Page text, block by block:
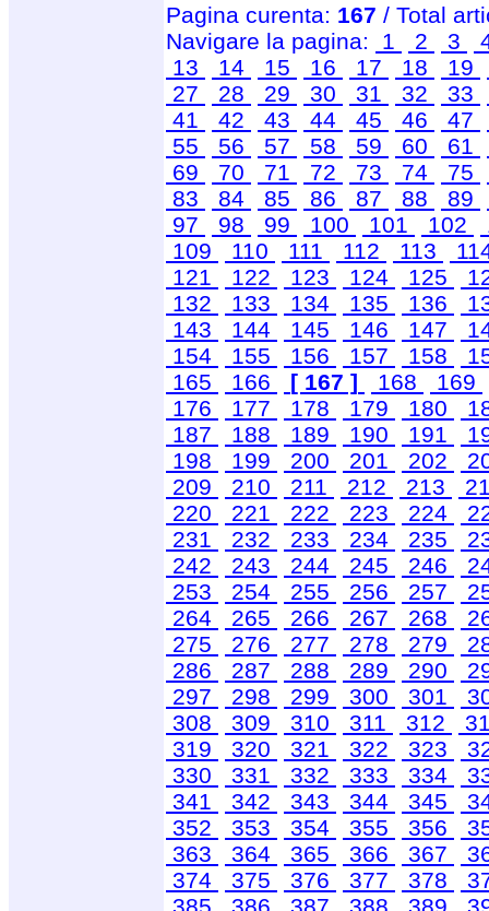
Pagina curenta: 167 / Total
Navigare la pagina:
1 2 3
13
14 15 16 17 18 19
27
28 29 30 31 32 33
41
42 43 44 45 46 47
55
56 57 58 59 60 61
69
70 71 72 73 74 75
83
84 85 86 87 88 89
97
98 99 100 101 102
109
110 111 112 113
121
122 123 124 125
132
133 134 135 136
143
144 145 146 147
154
155 156 157 158
165
166 [ 167 ] 168
169
176
177 178 179 180
187
188 189 190 191
198
199 200 201 202
209
210 211 212 213
220
221 222 223 224
231
232 233 234 235
242
243 244 245 246
253
254 255 256 257
264
265 266 267 268
275
276 277 278 279
286
287 288 289 290
297
298 299 300 301
308
309 310 311 312
319
320 321 322 323
330
331 332 333 334
341
342 343 344 345
352
353 354 355 356
363
364 365 366 367
374
375 376 377 378